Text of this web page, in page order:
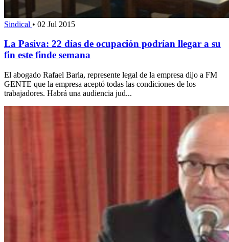
Sindical • 02 Jul 2015
La Pasiva: 22 días de ocupación podrían llegar a su
fin este finde semana
El abogado Rafael Barla, represente legal de la empresa dijo a FM
GENTE que la empresa aceptó todas las condiciones de los
trabajadores. Habrá una audiencia jud...